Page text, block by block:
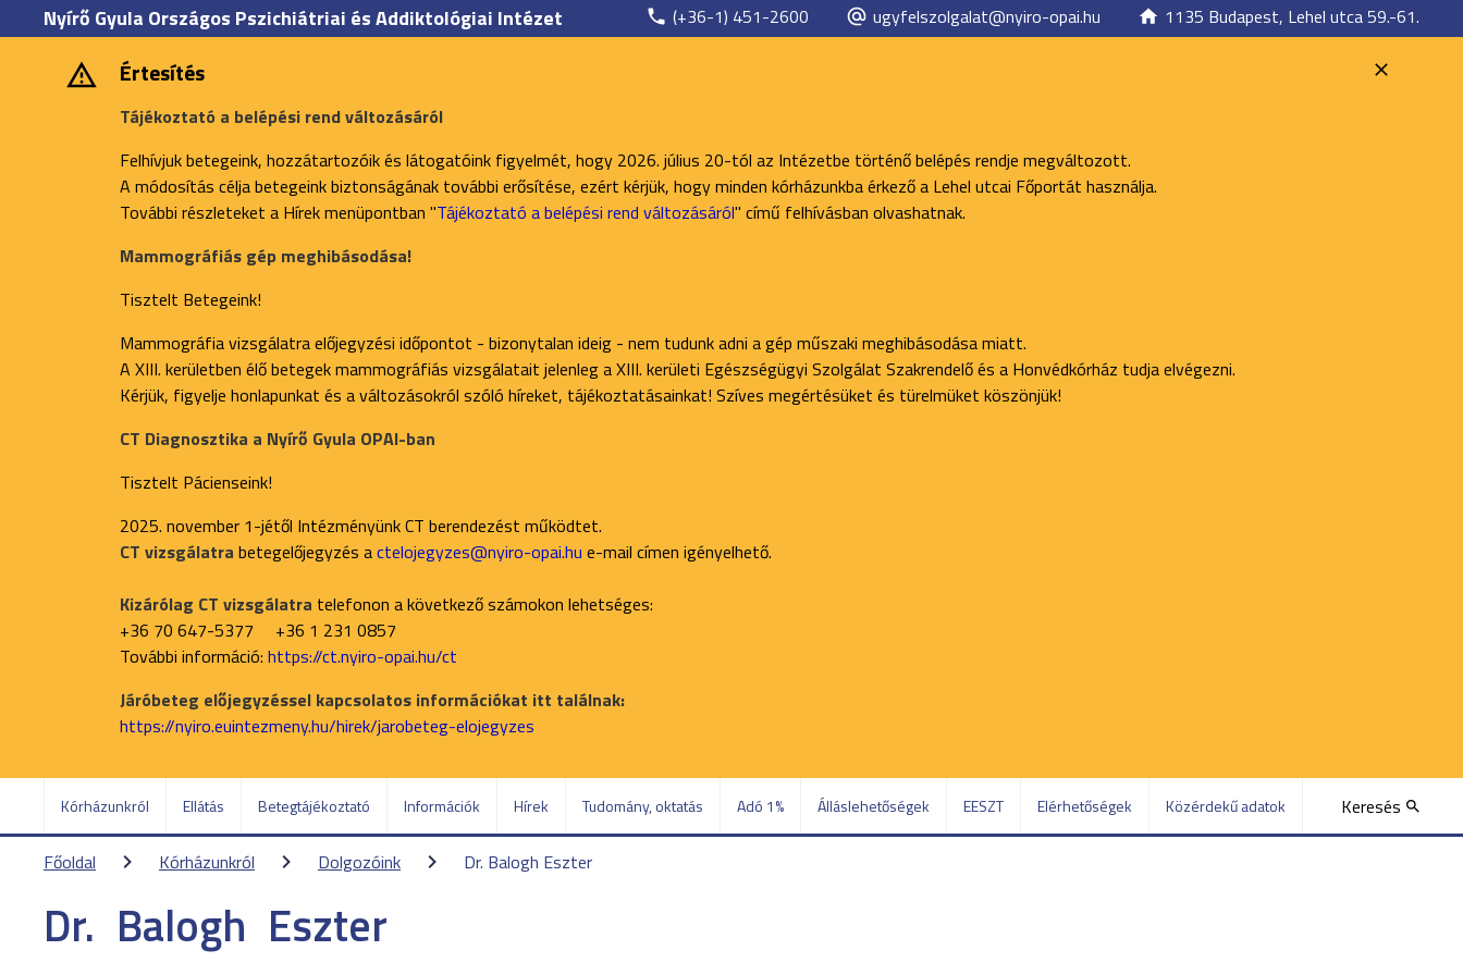
Nyírő Gyula Országos Pszichiátriai és Addiktológiai Intézet (+36-1) 451-2600 ugyfelszolgalat@nyiro-opai.hu 1135 Budapest, Lehel utca 59.-61.
Értesítés
Tájékoztató a belépési rend változásáról
Felhívjuk betegeink, hozzátartozóik és látogatóink figyelmét, hogy 2026. július 20-tól az Intézetbe történő belépés rendje megváltozott.
A módosítás célja betegeink biztonságának további erősítése, ezért kérjük, hogy minden kórházunkba érkező a Lehel utcai Főportát használja.
További részleteket a Hírek menüpontban "Tájékoztató a belépési rend változásáról" című felhívásban olvashatnak.
Mammográfiás gép meghibásodása!
Tisztelt Betegeink!
Mammográfia vizsgálatra előjegyzési időpontot - bizonytalan ideig - nem tudunk adni a gép műszaki meghibásodása miatt.
A XIII. kerületben élő betegek mammográfiás vizsgálatait jelenleg a XIII. kerületi Egészségügyi Szolgálat Szakrendelő és a Honvédkórház tudja elvégezni.
Kérjük, figyelje honlapunkat és a változásokról szóló híreket, tájékoztatásainkat! Szíves megértésüket és türelmüket köszönjük!
CT Diagnosztika a Nyírő Gyula OPAI-ban
Tisztelt Pácienseink!
2025. november 1-jétől Intézményünk CT berendezést működtet.
CT vizsgálatra betegelőjegyzés actelojegyzes@nyiro-opai.hu e-mail címen igényelhető.
Kizárólag CT vizsgálatra telefonon a következő számokon lehetséges:
+36 70 647-5377 +36 1 231 0857
További információ: https://ct.nyiro-opai.hu/ct
Járóbeteg előjegyzéssel kapcsolatos információkat itt találnak:
https://nyiro.euintezmeny.hu/hirek/jarobeteg-elojegyzes
Kórházunkról Ellátás Betegtájékoztató Információk Hírek Tudomány, oktatás Adó 1% Álláslehetőségek EESZT Elérhetőségek Közérdekű adatok Keresés
Főoldal Kórházunkról Dolgozóink Dr. Balogh Eszter
Dr. Balogh Eszter